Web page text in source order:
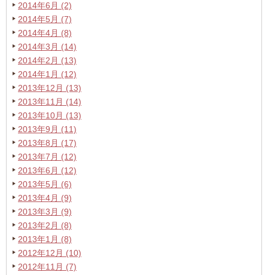
2014年6月 (2)
2014年5月 (7)
2014年4月 (8)
2014年3月 (14)
2014年2月 (13)
2014年1月 (12)
2013年12月 (13)
2013年11月 (14)
2013年10月 (13)
2013年9月 (11)
2013年8月 (17)
2013年7月 (12)
2013年6月 (12)
2013年5月 (6)
2013年4月 (9)
2013年3月 (9)
2013年2月 (8)
2013年1月 (8)
2012年12月 (10)
2012年11月 (7)